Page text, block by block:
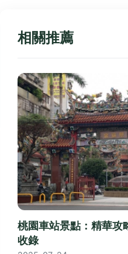
相關推薦
桃園車站景點：精華攻
收錄